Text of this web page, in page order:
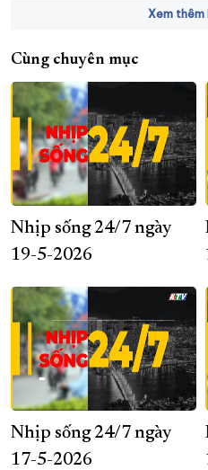
Xem thêm
Cùng chuyên mục
Nhịp sống 24/7 ngày
19-5-2026
Nhịp sống 24/7 ngày
17-5-2026